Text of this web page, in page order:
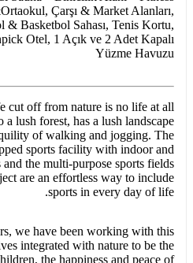
Çarşı & Market Alanları,
& Basketbol Sahası, Tenis Kortu,
Otel, 1 Açık ve 2 Adet Kapalı
Yüzme Havuzu
cut off from nature is no life at all!
lush forest, has a lush landscape
of walking and jogging. The
sports facility with indoor and
the multi-purpose sports fields
are an effortless way to include
sports in every day of life.
we have been working with this
integrated with nature to be the
the happiness and peace of